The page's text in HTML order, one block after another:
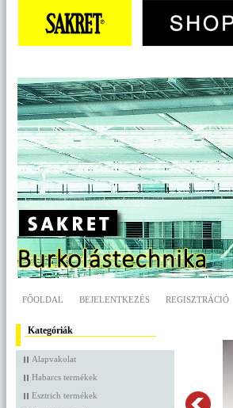
FŐOLDAL BEJELENTKEZÉS REGISZTRÁCIÓ
Kategóriák
Alapvakolat
Habarcs termékek
Esztrich termékek